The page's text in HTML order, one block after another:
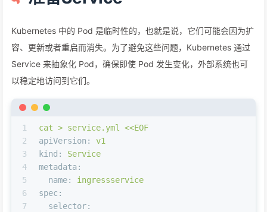
Kubernetes 中的 Pod 是临时性的，也就是说，它们可能会因为扩
容、更新或者重启而消失。为了避免这些问题，Kubernetes 通过
Service 来抽象化 Pod，确保即使 Pod 发生变化，外部系统也可
以稳定地访问到它们。
1
2
3
4
5
6
7
cat > service.yml <<EOF
apiVersion:
v1
kind:
Service
metadata:
name:
ingressservice
spec:
selector: